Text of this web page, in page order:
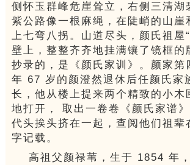
侧怀玉群峰危崖耸立，右侧三清湖
紫公路像一根麻绳，在陡峭的山崖
上七弯八拐。山道尽头，颜氏祖屋
壁上，整整齐齐地挂满镶了镜框的
抄录的，是《颜氏家训》。颜家第
年 67 岁的颜澄然退休后任颜氏家
长，他从楼上提来两个精致的小木
地打开， 取出一卷卷《颜氏家谱
代头挨头挤在一起，查阅他们祖辈
字记载。
高祖父颜禄苇，生于 1854 年，